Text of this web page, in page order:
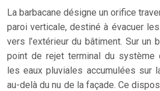
La barbacane désigne un orifice
paroi verticale, destiné à évacuer
vers l’extérieur du bâtiment. Sur un
point de rejet terminal du système
les eaux pluviales accumulées sur
au-delà du nu de la façade. Ce